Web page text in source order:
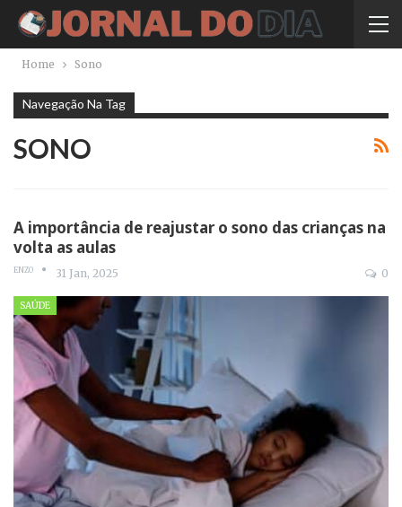
Home Sono
Navegação Na Tag
SONO
A importância de reajustar o sono das crianças na
volta as aulas
ENZO 31 Jan, 2025 0
SAÚDE